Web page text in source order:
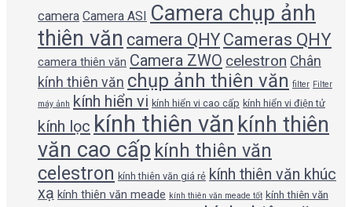
camera Camera ASI
Camera chụp ảnh
thiên văn camera QHY Cameras QHY
camera thiên văn Camera ZWO celestron Chân
kính thiên văn chụp ảnh thiên văn filter Filter
máy ảnh kính hiển vi kính hiển vi cao cấp kính hiển vi điện tử
kính lọc kính thiên văn kính thiên
văn cao cấp kính thiên văn
celestron kính thiên văn giá rẻ kính thiên văn khúc
xạ kính thiên văn meade kính thiên văn meade tốt kính thiên văn